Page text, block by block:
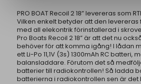
PRO BOAT Recoil 2 18” levereras som
Vilken enkelt betyder att den
med all elekontrik förinstallerad i
Pro Boats Recoil 2 18” är att det nu
behöver för att komma igång! I lådan
ett Li-Po 11,1V (3s) 1300mAh RC batteri,
balansladdare. Förutom det så
batterier till radiokontrollen! Så ladda
batterierna i radiokontrollen sen är det